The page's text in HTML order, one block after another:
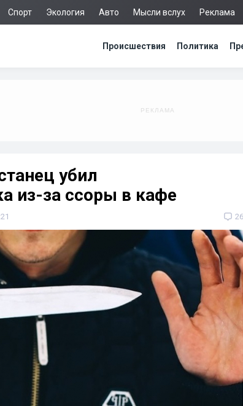
Спорт Экология Авто Мысли вслух Реклама
Происшествия Политика
убил
из-за ссоры в кафе
26